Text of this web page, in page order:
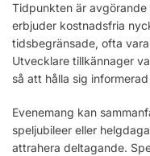
Tidpunkten är
erbjuder kostnadsfria
tidsbegränsade, ofta
Utvecklare tillkännager
så att hålla sig
Evenemang kan
speljubileer eller
attrahera deltagande.